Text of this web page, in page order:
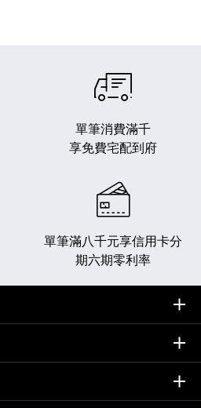
單筆消費滿千
享免費宅配到府
單筆滿八千元享信用卡分
期六期零利率